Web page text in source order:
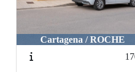
Cartagena / ROCHE